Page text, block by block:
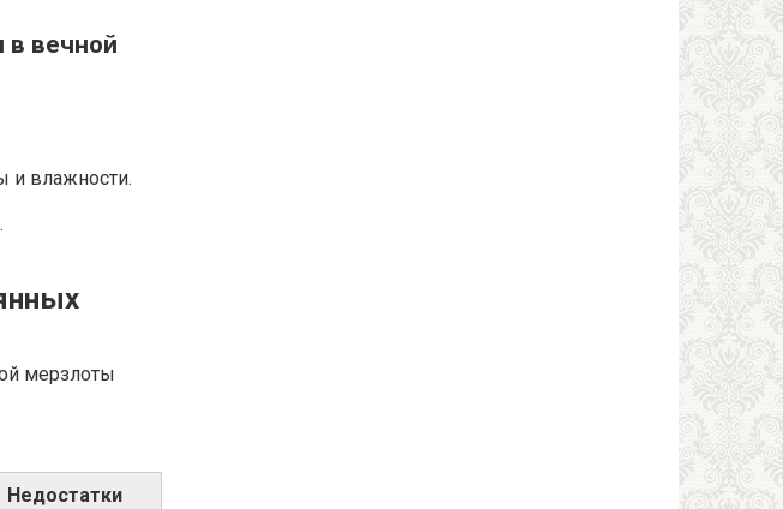
вечной
и влажности.
мерзлоты
Недостатки